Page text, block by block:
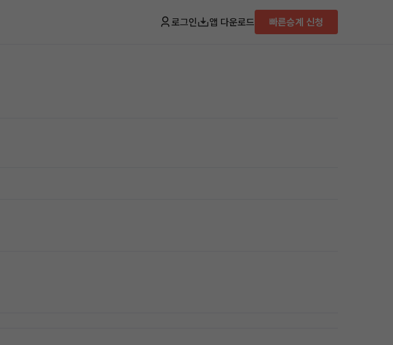
로그인 앱 다운로드 빠른승계 신청